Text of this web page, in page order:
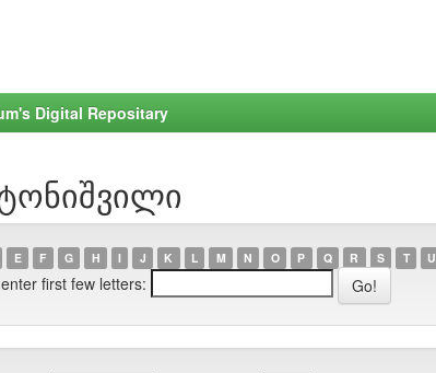
Digital Repositary
E F G H I J K L M N O P Q R S T U
first few letters: